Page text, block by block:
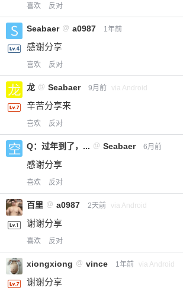
喜欢 反对
Seabaer @ a0987 1年前
感谢分享
喜欢 反对
龙 @ Seabaer 9月前 via Android
辛苦分享来
喜欢 反对
Q：过年到了，... @ Seabaer 6月前
感谢分享
喜欢 反对
百里 @ a0987 2天前 via Android
谢谢分享
喜欢 反对
xiongxiong @ vince 1年前 via Android
谢谢分享